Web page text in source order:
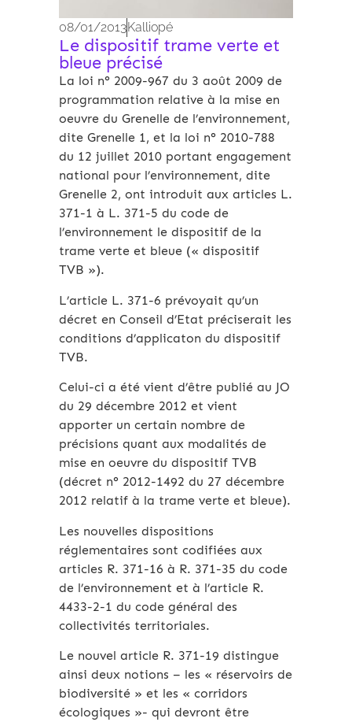
08/01/2013Kalliopé
Le dispositif trame verte et
bleue précisé
La loi n° 2009-967 du 3 août 2009 de
programmation relative à la mise en
oeuvre du Grenelle de l’environnement,
dite Grenelle 1, et la loi n° 2010-788
du 12 juillet 2010 portant engagement
national pour l’environnement, dite
Grenelle 2, ont introduit aux articles L.
371-1 à L. 371-5 du code de
l’environnement le dispositif de la
trame verte et bleue (« dispositif
TVB »).
L’article L. 371-6 prévoyait qu’un
décret en Conseil d’Etat préciserait les
conditions d’applicaton du dispositif
TVB.
Celui-ci a été vient d’être publié au JO
du 29 décembre 2012 et vient
apporter un certain nombre de
précisions quant aux modalités de
mise en oeuvre du dispositif TVB
(décret n° 2012-1492 du 27 décembre
2012 relatif à la trame verte et bleue).
Les nouvelles dispositions
réglementaires sont codifiées aux
articles R. 371-16 à R. 371-35 du code
de l’environnement et à l’article R.
4433-2-1 du code général des
collectivités territoriales.
Le nouvel article R. 371-19 distingue
ainsi deux notions – les « réservoirs de
biodiversité » et les « corridors
écologiques »- qui devront être